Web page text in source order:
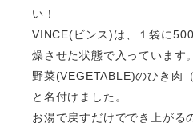
い！
VINCE(ビンス)は、１袋に
燥させた状態で入っています。
野菜(VEGETABLE)のひき肉（
と名付けました。
お湯で戻すだけででき上がる